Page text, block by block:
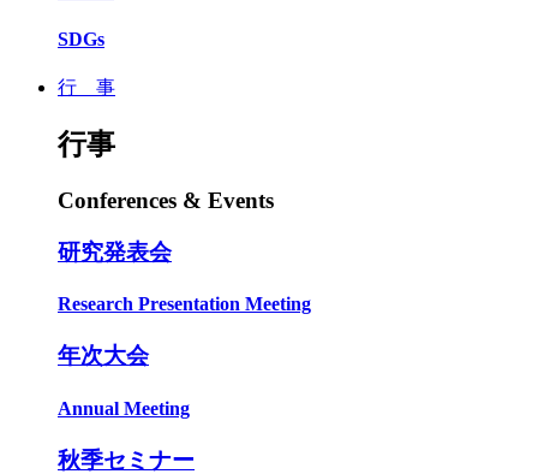
SDGs
行 事
行事
Conferences & Events
研究発表会
Research Presentation Meeting
年次大会
Annual Meeting
秋季セミナー